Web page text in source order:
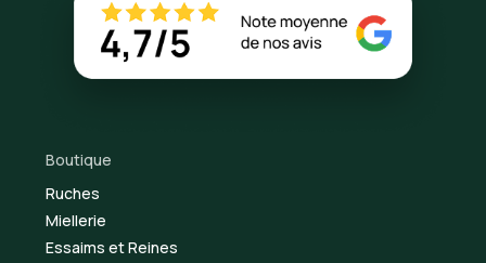
Boutique
Ruches
Miellerie
Essaims et Reines